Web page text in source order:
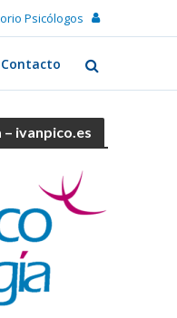
Psicólogos
Contacto
ivanpico.es